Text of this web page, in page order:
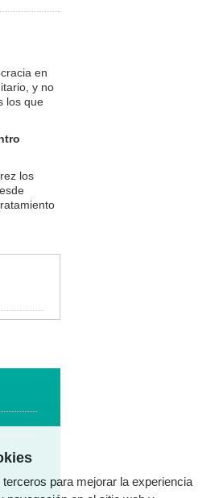
en
y no
los que
los
para mejorar la experiencia